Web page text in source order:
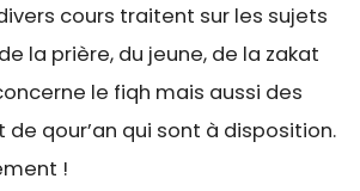
cours traitent sur les sujets
la prière, du jeune, de la zakat
le fiqh mais aussi des
de qour’an qui sont à disposition.
!